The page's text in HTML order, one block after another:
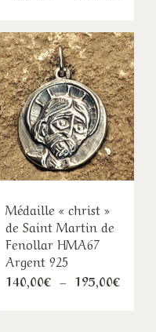
à
Médaille « christ »
de Saint Martin de
Fenollar HMA67
Argent 925
140,00€ – 195,00€